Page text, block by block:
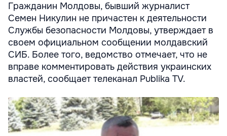
Гражданин Молдовы, бывший журналист
Семен Никулин не причастен к деятельности
Службы безопасности Молдовы, утверждает в
своем официальном сообщении молдавский
СИБ. Более того, ведомство отмечает, что не
вправе комментировать действия украинских
властей, сообщает телеканал Publika TV.